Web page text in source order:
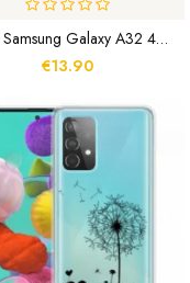
Coque Samsung Galaxy A32 4G Transparente Panda
€13.90